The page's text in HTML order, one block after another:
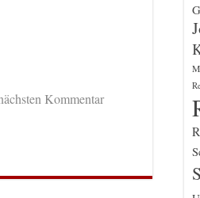
Kommentar